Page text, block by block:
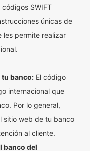
códigos SWIFT
únicas de
les permite realizar
tu banco: El código
internacional que
Por lo general,
sitio web de tu banco
al cliente.
banco del